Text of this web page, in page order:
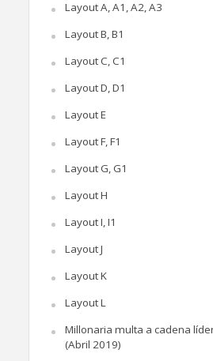
Layout A, A1, A2, A3
Layout B, B1
Layout C, C1
Layout D, D1
Layout E
Layout F, F1
Layout G, G1
Layout H
Layout I, I1
Layout J
Layout K
Layout L
Millonaria multa a cadena
(Abril 2019)